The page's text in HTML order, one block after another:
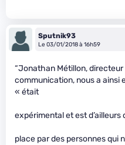
Sputnik93
Le 03/01/2018 à 16h59
“Jonathan Métillon, directeur
communication, nous a ainsi
« était
expérimental et est
place par des personnes qui